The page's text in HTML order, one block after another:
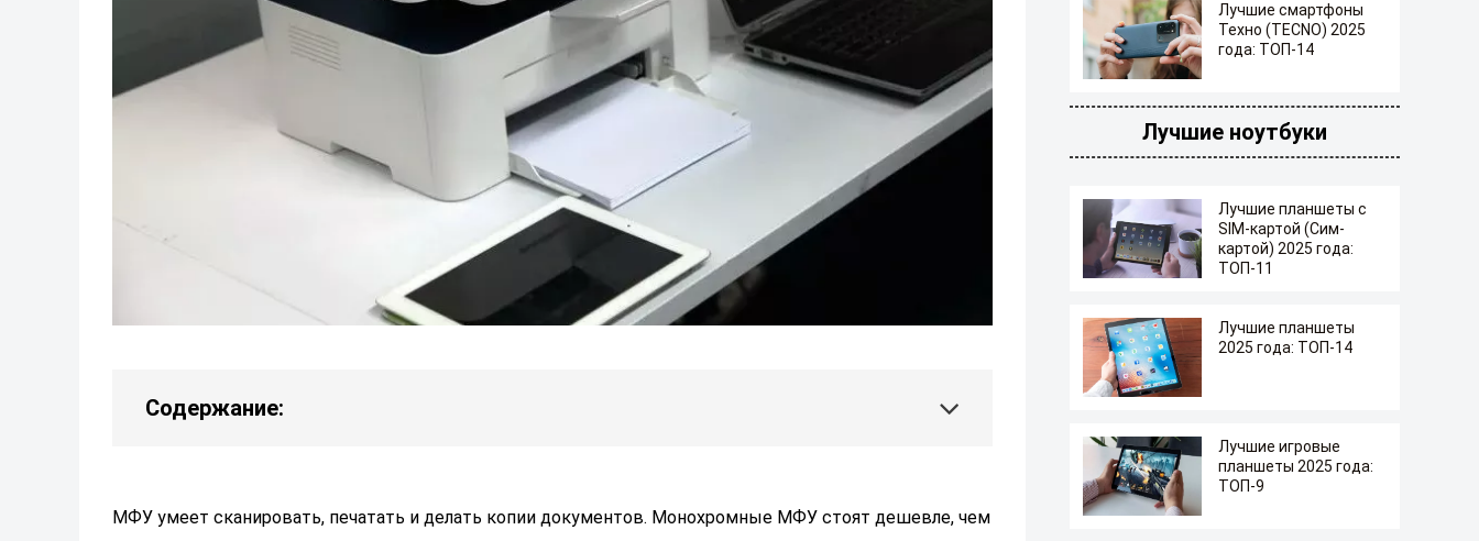
Содержание:
МФУ умеет сканировать, печатать и делать копии документов. Монохромные МФУ стоят дешевле, чем
Лучшие смартфоны
Техно (TECNO) 2025
года: ТОП-14
Лучшие ноутбуки
Лучшие планшеты с
SIM-картой (Сим-
картой) 2025 года:
ТОП-11
Лучшие планшеты
2025 года: ТОП-14
Лучшие игровые
планшеты 2025 года:
ТОП-9